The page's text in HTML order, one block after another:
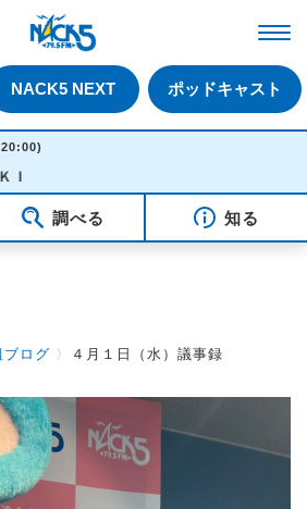
NACK5 NEXT ポッドキャスト
調べる 知る
ブログ 〉 ４月１日（水）議事録